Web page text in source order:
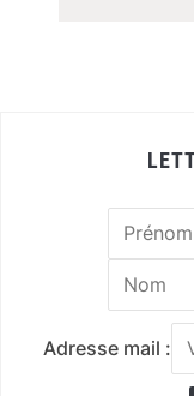
Adresse mail :